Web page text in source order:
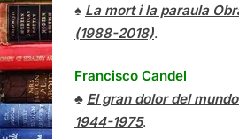
♠ La mort i la paraula
(1988-2018).
Francisco Candel
♣ El gran dolor del
1944-1975.